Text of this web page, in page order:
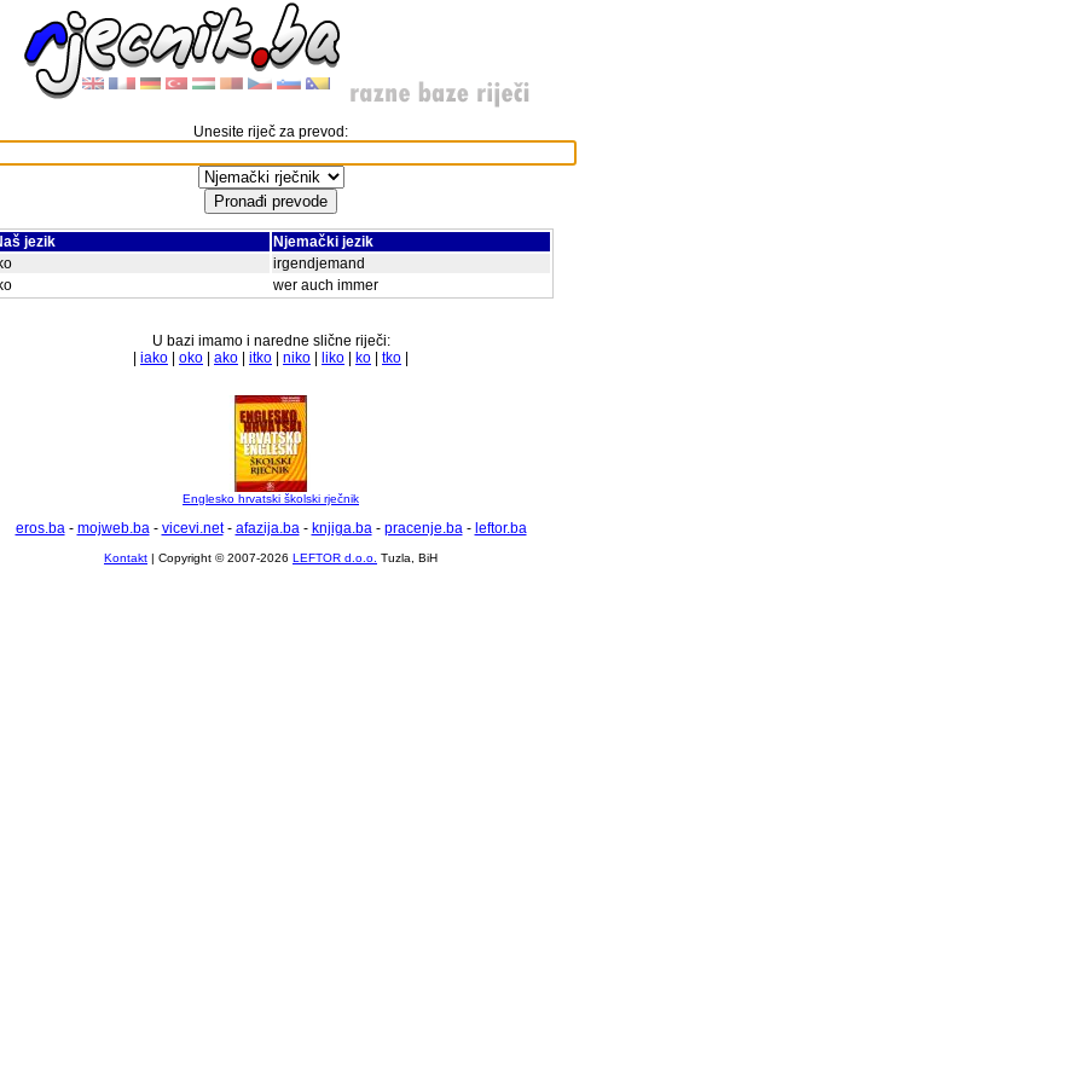
Unesite riječ za prevod:
jezik
Njemački jezik
irgendjemand
wer auch immer
U bazi imamo i naredne slične riječi:
iako oko ako itko niko liko ko tko
Englesko hrvatski školski rječnik
eros.ba- mojweb.ba- vicevi.net- afazija.ba- knjiga.ba- pracenje.ba- leftor.ba
Kontakt | Copyright © 2007-2026 LEFTOR d.o.o. Tuzla, BiH